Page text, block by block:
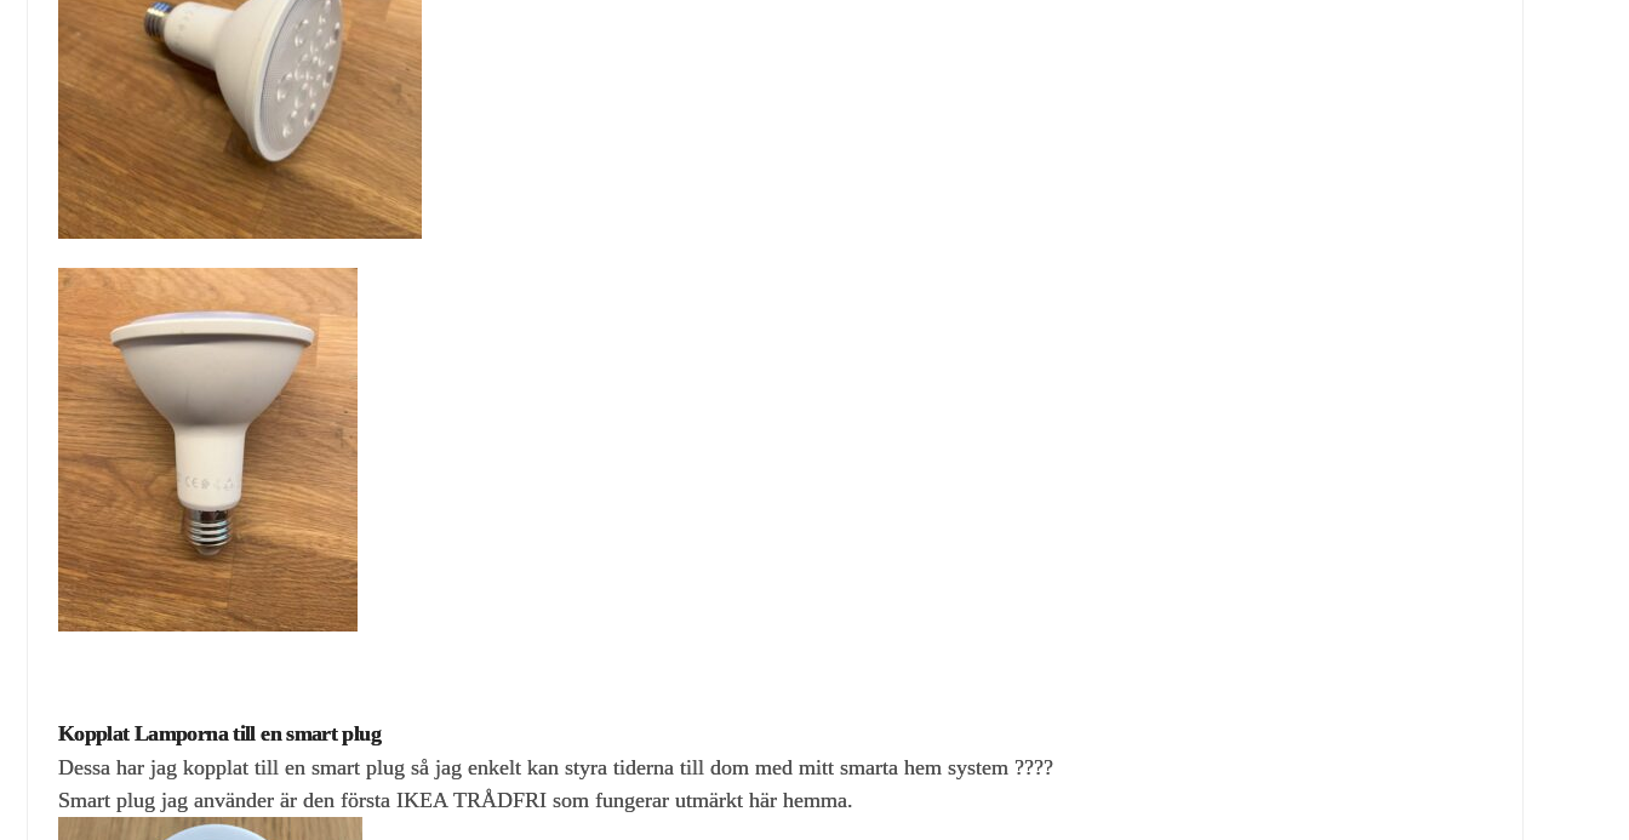
Kopplat Lamporna till en smart plug
Dessa har jag kopplat till en smart plug så jag enkelt kan styra tiderna till dom med mitt smarta hem system ????
Smart plug jag använder är den första IKEA TRÅDFRI som fungerar utmärkt här hemma.